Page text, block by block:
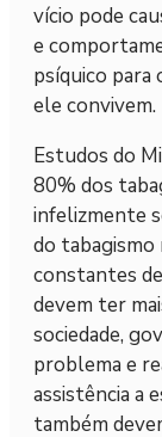
vício pode
e
psíquico para
ele convivem.
Estudos do
80% dos
infelizmente
do tabagismo
constantes
devem ter
sociedade,
problema e
assistência a
também